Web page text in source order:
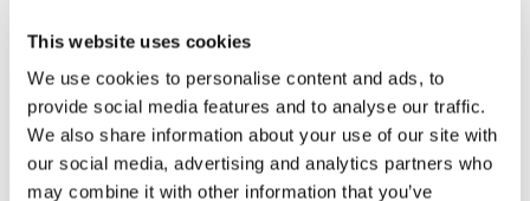
This website uses cookies
We use cookies to personalise content and ads, to
provide social media features and to analyse our traffic.
We also share information about your use of our site with
our social media, advertising and analytics partners who
may combine it with other information that you’ve